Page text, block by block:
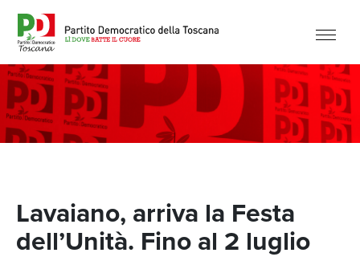
Lavaiano, arriva la Festa
dell’Unità. Fino al 2 luglio